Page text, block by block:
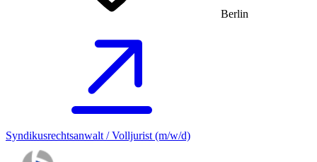
Berlin
Syndikusrechtsanwalt / Volljurist (m/w/d)